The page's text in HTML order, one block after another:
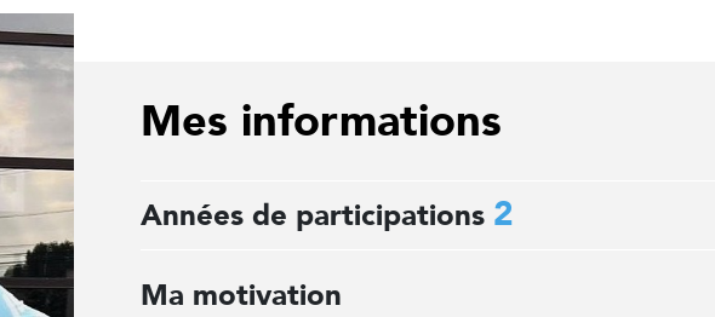
Mes informations
Années de participations 2
Ma motivation